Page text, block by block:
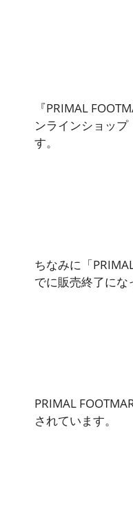
『PRIMAL
ンラインショップ
す。
ちなみに「
でに販売終了にな
PRIMAL
されています。